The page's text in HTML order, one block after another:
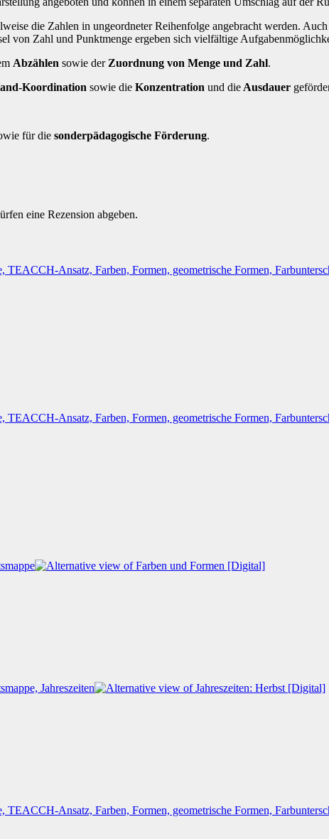
die Zahlen in ungeordneter Reihenfolge angebracht werden.
von Zahl und Punktmenge ergeben sich vielfältige
Abzählen sowie der Zuordnung von Menge und Zahl.
Koordination sowie die Konzentration und die Ausdauer
für die sonderpädagogische Förderung.
eine Rezension abgeben.